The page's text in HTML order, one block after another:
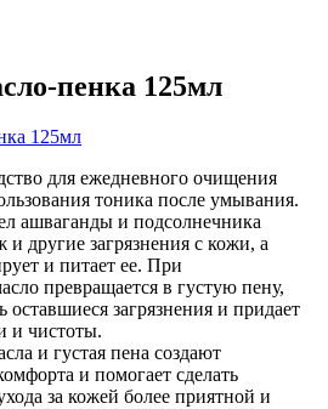
пенка 125мл
для ежедневного очищения
тоника после умывания.
ашваганды и подсолнечника
и другие загрязнения с кожи, а
и питает ее. При
превращается в густую пену,
оставшиеся загрязнения и придает
и чистоты.
и густая пена создают
и помогает сделать
за кожей более приятной и